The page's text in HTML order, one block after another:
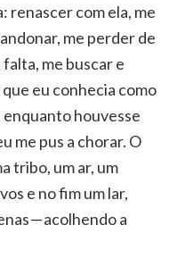
renascer com ela, me
me perder de
me buscar e
eu conhecia como
houvesse
me pus a chorar. O
tribo, um ar, um
e no fim um lar,
— acolhendo a